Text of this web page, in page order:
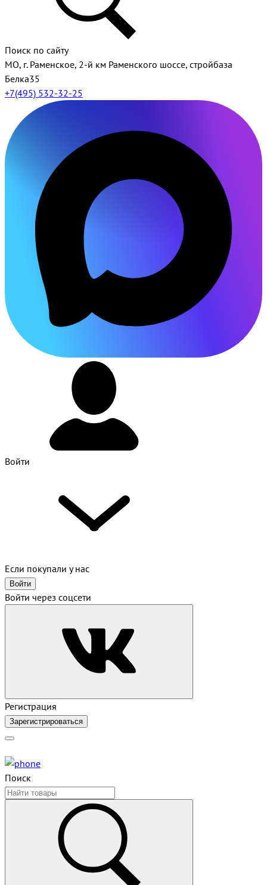
Поиск по сайту
МО, г. Раменское, 2-й км Раменского шоссе, стройбаза
Белка35
+7(495) 532-32-25
Войти
Если покупали у нас
Войти
Войти через соцсети
Регистрация
Зарегистрироваться
Поиск